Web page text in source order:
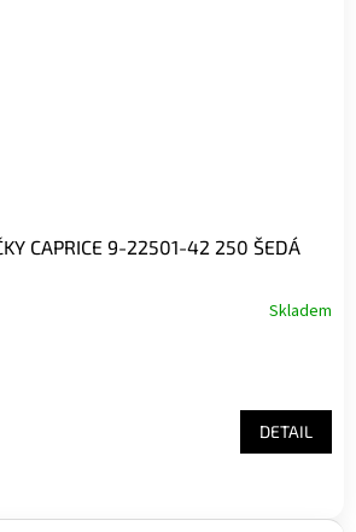
CAPRICE 9-22501-42 250 ŠEDÁ
Skladem
DETAIL